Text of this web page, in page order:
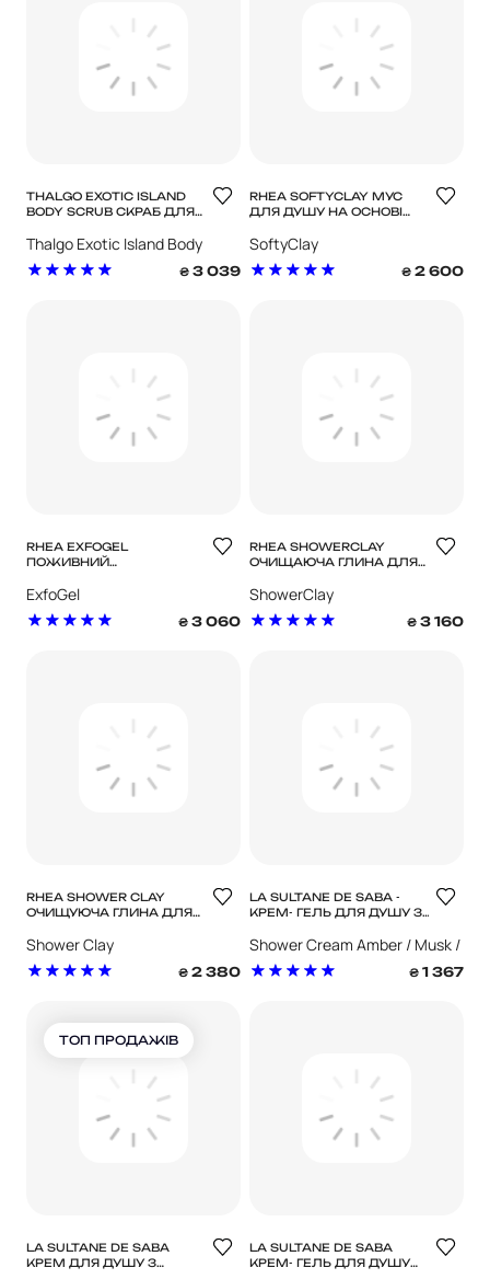
THALGO EXOTIC ISLAND
BODY SCRUB СКРАБ ДЛЯ
ОСТРІВ
Thalgo Exotic Island Body
Scrub Скраб для тіла
₴ 3 039
RHEA SOFTYCLAY МУС
ДЛЯ ДУШУ НА ОСНОВІ
SoftyClay
₴ 2 600
RHEA EXFOGEL
ПОЖИВНИЙ
ДЛЯ ДУШУ
ExfoGel
₴ 3 060
RHEA SHOWERCLAY
ОЧИЩАЮЧА ГЛИНА ДЛЯ
ShowerClay
₴ 3 160
RHEA SHOWER CLAY
ОЧИЩУЮЧА ГЛИНА ДЛЯ
Shower Clay
₴ 2 380
LA SULTANE DE SABA -
КРЕМ- ГЕЛЬ ДЛЯ ДУШУ З
МУСКУСУ ТА САНДАЛУ
Shower Cream Amber / Musk /
Sandalwood
₴ 1 367
ТОП ПРОДАЖІВ
LA SULTANE DE SABA
КРЕМ ДЛЯ ДУШУ З
LA SULTANE DE SABA
КРЕМ- ГЕЛЬ ДЛЯ ДУШУ